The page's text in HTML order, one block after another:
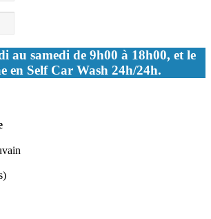
au samedi de 9h00 à 18h00, et le
en Self Car Wash 24h/24h.